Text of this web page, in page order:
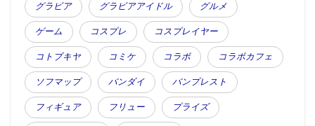
グラビア グラビアアイドル グルメ
ゲーム コスプレ コスプレイヤー
コトブキヤ コミケ コラボ コラボカフェ
ソフマップ バンダイ バンプレスト
フィギュア フリュー プライズ